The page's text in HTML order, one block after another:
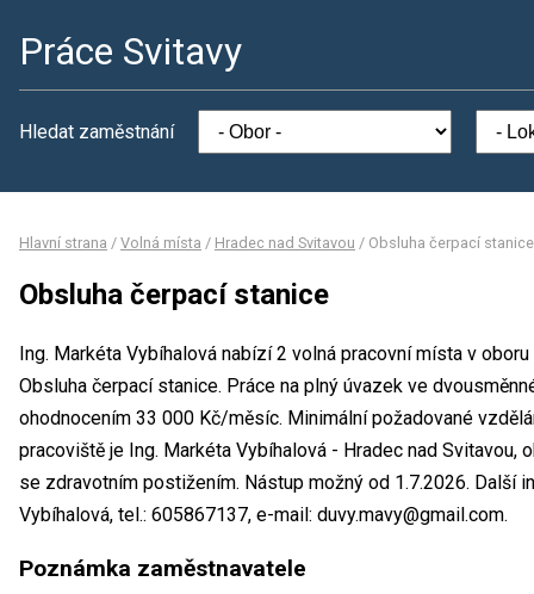
Práce Svitavy
Hledat zaměstnání
Hlavní strana / Volná místa / Hradec nad Svitavou / Obsluha čerpací stanice
Obsluha čerpací stanice
Ing. Markéta Vybíhalová nabízí 2 volná pracovní místa v
Obsluha čerpací stanice. Práce na plný úvazek ve
ohodnocením 33 000 Kč/měsíc. Minimální požadované
pracoviště je Ing. Markéta Vybíhalová - Hradec nad Svitavou,
se zdravotním postižením. Nástup možný od 1.7.2026. Další
Vybíhalová, tel.: 605867137, e-mail: duvy.mavy@gmail.com.
Poznámka zaměstnavatele